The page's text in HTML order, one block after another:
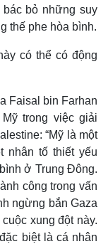
bỏ những suy
thế phe hòa bình.
có thể có động
Faisal bin Farhan
trong việc giải
“Mỹ là một
nhân tố thiết yếu
ở Trung Đông.
công trong vấn
ngừng bắn Gaza
xung đột này.
biệt là cá nhân